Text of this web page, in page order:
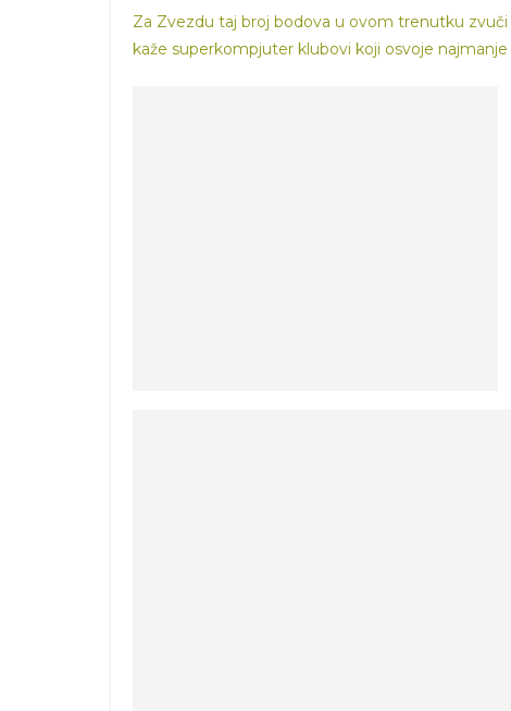
Za Zvezdu taj broj bodova u ovom trenutku
kaže superkompjuter klubovi koji osvoje